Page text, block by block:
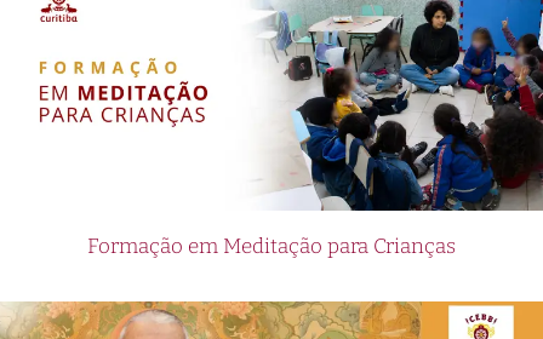
Formação em Meditação para Crianças